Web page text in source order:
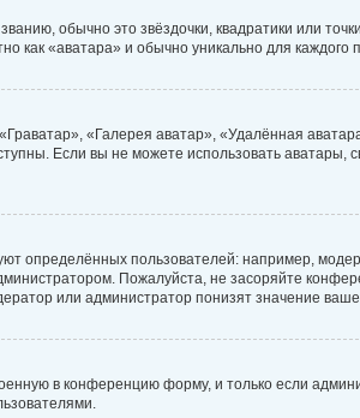
обычно это звёздочки, квадратики или
как «аватара» и обычно уникально для каждого
«Галерея аватар», «Удалённая
Если вы не можете использовать аватары,
определённых пользователей: например,
Пожалуйста, не засоряйте
или администратор понизят значение
в конференцию форму, и только если